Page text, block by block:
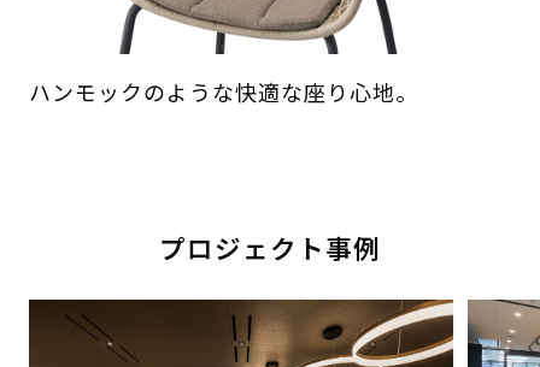
ハンモックのような快適な座り心地。
プロジェクト事例